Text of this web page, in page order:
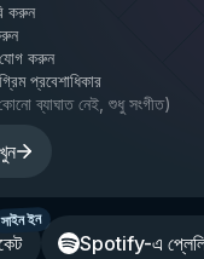
করুন
যোগ করুন
প্রবেশাধিকার
ব্যাঘাত নেই, শুধু সংগীত)
সাইন ইন
Spotify-এ